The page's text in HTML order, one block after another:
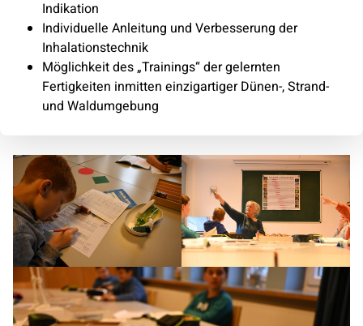
Indikation
Individuelle Anleitung und Verbesserung der
Inhalationstechnik
Möglichkeit des „Trainings“ der gelernten
Fertigkeiten inmitten einzigartiger Dünen-, Strand-
und Waldumgebung